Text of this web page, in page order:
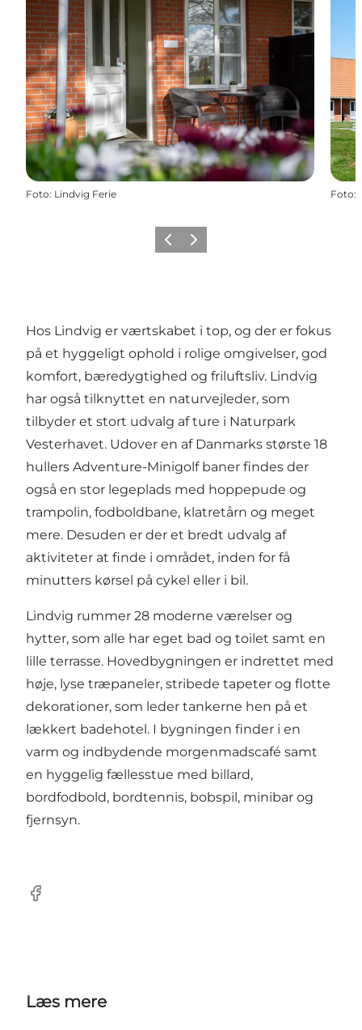
Foto: Lindvig Ferie Foto:
ForrigeNæste
Hos Lindvig er værtskabet i top, og der er fokus
på et hyggeligt ophold i rolige omgivelser, god
komfort, bæredygtighed og friluftsliv. Lindvig
har også tilknyttet en naturvejleder, som
tilbyder et stort udvalg af ture i Naturpark
Vesterhavet. Udover en af Danmarks største 18
hullers Adventure-Minigolf baner findes der
også en stor legeplads med hoppepude og
trampolin, fodboldbane, klatretårn og meget
mere. Desuden er der et bredt udvalg af
aktiviteter at finde i området, inden for få
minutters kørsel på cykel eller i bil.
Lindvig rummer 28 moderne værelser og
hytter, som alle har eget bad og toilet samt en
lille terrasse. Hovedbygningen er indrettet med
høje, lyse træpaneler, stribede tapeter og flotte
dekorationer, som leder tankerne hen på et
lækkert badehotel. I bygningen finder i en
varm og indbydende morgenmadscafé samt
en hyggelig fællesstue med billard,
bordfodbold, bordtennis, bobspil, minibar og
fjernsyn.
Facebook
Læs mere